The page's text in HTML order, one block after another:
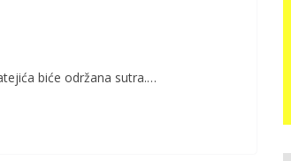
biće održana sutra.…